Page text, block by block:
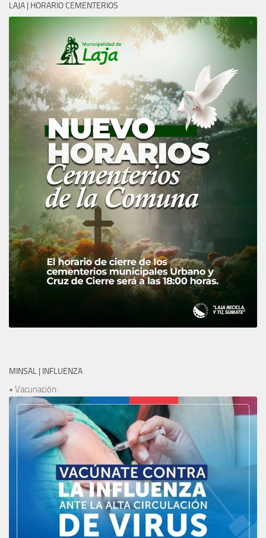
LAJA | HORARIO CEMENTERIOS
MINSAL | INFLUENZA
• Vacunación: